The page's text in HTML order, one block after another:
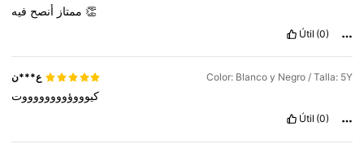
ممتاز أنصح فيه👏
Útil (0)
ع***ن Color: Blanco y Negro / Talla: 5Y
كيوووؤووووووووت
Útil (0)